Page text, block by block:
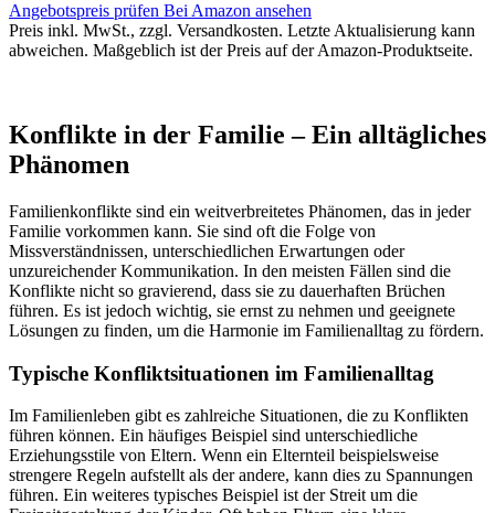
Angebotspreis prüfen Bei Amazon ansehen
Preis inkl. MwSt., zzgl. Versandkosten. Letzte Aktualisierung kann
abweichen. Maßgeblich ist der Preis auf der Amazon-Produktseite.
Konflikte in der Familie – Ein alltägliches
Phänomen
Familienkonflikte sind ein weitverbreitetes Phänomen, das in jeder
Familie vorkommen kann. Sie sind oft die Folge von
Missverständnissen, unterschiedlichen Erwartungen oder
unzureichender Kommunikation. In den meisten Fällen sind die
Konflikte nicht so gravierend, dass sie zu dauerhaften Brüchen
führen. Es ist jedoch wichtig, sie ernst zu nehmen und geeignete
Lösungen zu finden, um die Harmonie im Familienalltag zu fördern.
Typische Konfliktsituationen im Familienalltag
Im Familienleben gibt es zahlreiche Situationen, die zu Konflikten
führen können. Ein häufiges Beispiel sind unterschiedliche
Erziehungsstile von Eltern. Wenn ein Elternteil beispielsweise
strengere Regeln aufstellt als der andere, kann dies zu Spannungen
führen. Ein weiteres typisches Beispiel ist der Streit um die